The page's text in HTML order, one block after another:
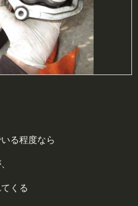
る程度なら
くる